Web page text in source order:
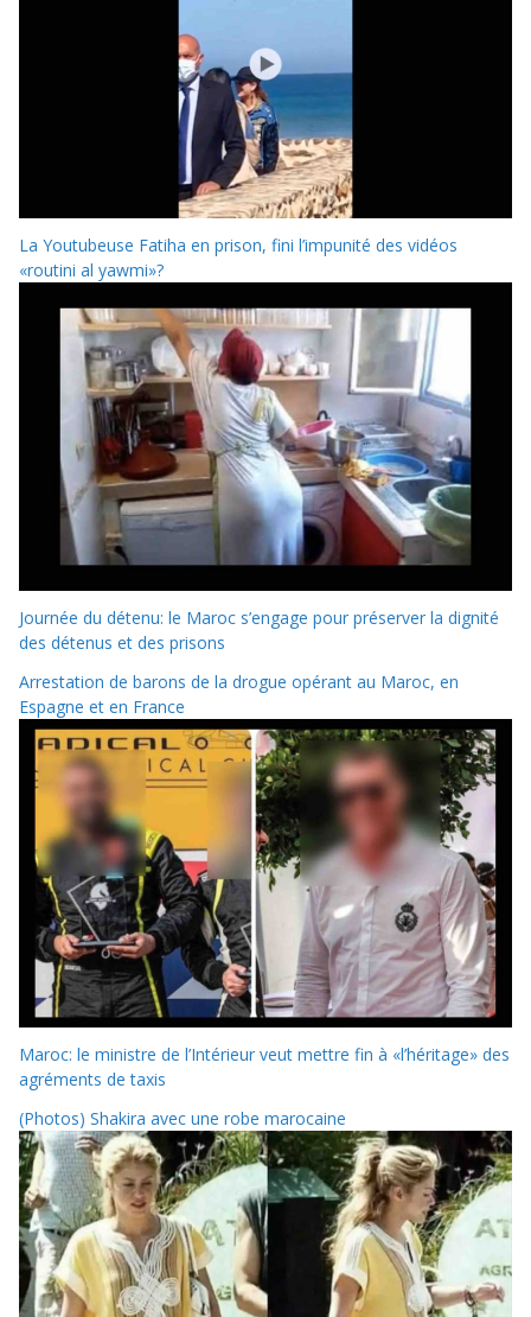
La Youtubeuse Fatiha en prison, fini l’impunité des vidéos
«routini al yawmi»?
Journée du détenu: le Maroc s’engage pour préserver la dignité
des détenus et des prisons
Arrestation de barons de la drogue opérant au Maroc, en
Espagne et en France
Maroc: le ministre de l’Intérieur veut mettre fin à «l’héritage» des
agréments de taxis
(Photos) Shakira avec une robe marocaine